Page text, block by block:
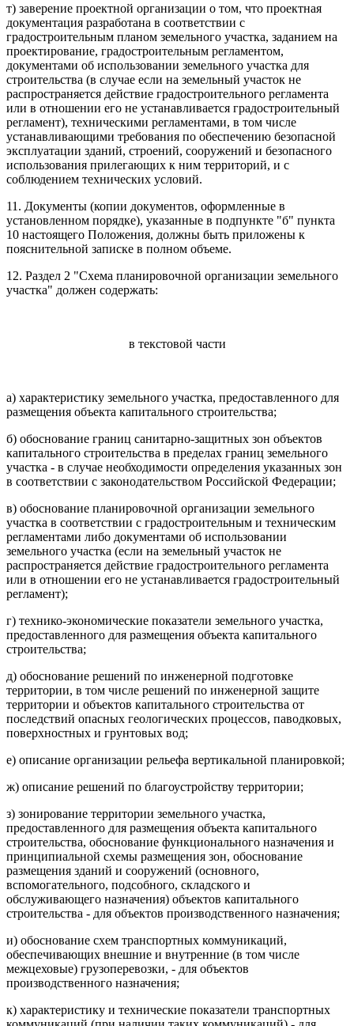
т) заверение проектной организации о том, что проектная
документация разработана в соответствии с
градостроительным планом земельного участка, заданием на
проектирование, градостроительным регламентом,
документами об использовании земельного участка для
строительства (в случае если на земельный участок не
распространяется действие градостроительного регламента
или в отношении его не устанавливается градостроительный
регламент), техническими регламентами, в том числе
устанавливающими требования по обеспечению безопасной
эксплуатации зданий, строений, сооружений и безопасного
использования прилегающих к ним территорий, и с
соблюдением технических условий.
11. Документы (копии документов, оформленные в
установленном порядке), указанные в подпункте "б" пункта
10 настоящего Положения, должны быть приложены к
пояснительной записке в полном объеме.
12. Раздел 2 "Схема планировочной организации земельного
участка" должен содержать:
в текстовой части
а) характеристику земельного участка, предоставленного для
размещения объекта капитального строительства;
б) обоснование границ санитарно-защитных зон объектов
капитального строительства в пределах границ земельного
участка - в случае необходимости определения указанных зон
в соответствии с законодательством Российской Федерации;
в) обоснование планировочной организации земельного
участка в соответствии с градостроительным и техническим
регламентами либо документами об использовании
земельного участка (если на земельный участок не
распространяется действие градостроительного регламента
или в отношении его не устанавливается градостроительный
регламент);
г) технико-экономические показатели земельного участка,
предоставленного для размещения объекта капитального
строительства;
д) обоснование решений по инженерной подготовке
территории, в том числе решений по инженерной защите
территории и объектов капитального строительства от
последствий опасных геологических процессов, паводковых,
поверхностных и грунтовых вод;
е) описание организации рельефа вертикальной планировкой;
ж) описание решений по благоустройству территории;
з) зонирование территории земельного участка,
предоставленного для размещения объекта капитального
строительства, обоснование функционального назначения и
принципиальной схемы размещения зон, обоснование
размещения зданий и сооружений (основного,
вспомогательного, подсобного, складского и
обслуживающего назначения) объектов капитального
строительства - для объектов производственного назначения;
и) обоснование схем транспортных коммуникаций,
обеспечивающих внешние и внутренние (в том числе
межцеховые) грузоперевозки, - для объектов
производственного назначения;
к) характеристику и технические показатели транспортных